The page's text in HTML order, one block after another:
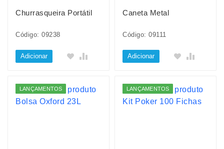
Churrasqueira Portátil
Código: 09238
Adicionar
Caneta Metal
Código: 09111
Adicionar
LANÇAMENTOS LANÇAMENTOS